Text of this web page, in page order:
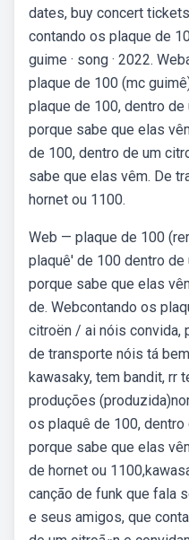
dates, buy concert
contando os plaque de
guime · song · 2022.
plaque de 100 (mc
plaque de 100, dentro
porque sabe que elas
de 100, dentro de um
sabe que elas vêm. De
hornet ou 1100.
Web — plaque de 100
plaquê' de 100 dentro
porque sabe que elas
de. Webcontando os
citroën / ai nóis convida,
de transporte nóis tá
kawasaky, tem bandit, rr
produções
os plaquê de 100,
porque sabe que elas
de hornet ou
canção de funk que fala
e seus amigos, que